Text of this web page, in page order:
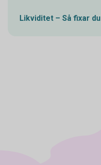
Likviditet – Så fixar du